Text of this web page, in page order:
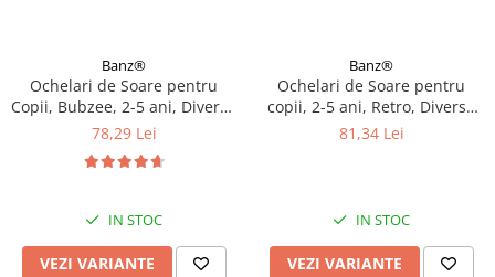
Banz®
Ochelari de Soare pentru
Copii, Bubzee, 2-5 ani, Diverse
culori
78,29 Lei
IN STOC
VEZI VARIANTE
Banz®
Ochelari de Soare pentru
copii, 2-5 ani, Retro, Diverse
culori
81,34 Lei
IN STOC
VEZI VARIANTE